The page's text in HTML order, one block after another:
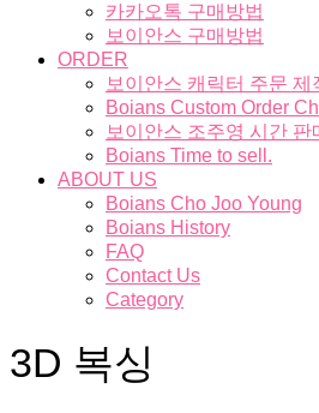
카카오톡 구매방법
보이안스 구매방법
ORDER
보이안스 캐릭터 주문 제
Boians Custom Order
보이안스 조주영 시간 판
Boians Time to sell.
ABOUT US
Boians Cho Joo Young
Boians History
FAQ
Contact Us
Category
3D 복싱